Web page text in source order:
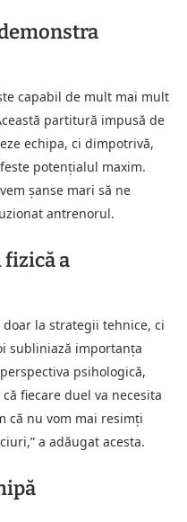
capabil de mult mai mult
partitură impusă de
echipa, ci dimpotrivă,
potențialul maxim.
șanse mari să ne
antrenorul.
fizică a
la strategii tehnice, ci
subliniază importanța
psihologică,
fiecare duel va necesita
că nu vom mai resimți
a adăugat acesta.